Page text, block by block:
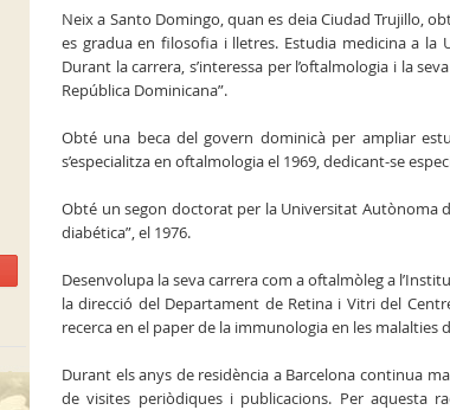
Neix a Santo Domingo, quan es deia Ciudad Trujillo,
es gradua en filosofia i lletres. Estudia medicina a la
Durant la carrera, s’interessa per l’oftalmologia i la
República Dominicana”.
Obté una beca del govern dominicà per ampliar
s’especialitza en oftalmologia el 1969, dedicant-se
Obté un segon doctorat per la Universitat Autònoma
diabética”, el 1976.
Desenvolupa la seva carrera com a oftalmòleg a
la direcció del Departament de Retina i Vitri del
recerca en el paper de la immunologia en les
Durant els anys de residència a Barcelona continua
de visites periòdiques i publicacions. Per aquesta